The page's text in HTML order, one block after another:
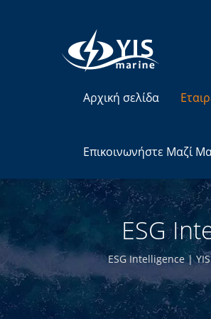
Αρχική σελίδα
Επικοινωνήστε Μαζί
ESG
ESG Intelligence |
ηλεκτρονικών